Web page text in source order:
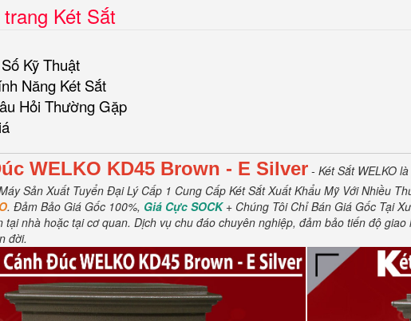
Két Sắt
Kỹ Thuật
Năng Két Sắt
Hỏi Thường Gặp
WELKO KD45 Brown - E Silver - Két Sắt WELKO
Sản Xuất Tuyển Đại Lý Cấp 1 Cung Cấp Két Sắt Xuất Khẩu Mỹ Với Nhiều
. Đảm Bảo Giá Gốc 100%, Giá Cực SOCK+ Chúng Tôi Chỉ Bán Giá Gốc Tại
tại nhà hoặc tại cơ quan. Dịch vụ chu đáo chuyên nghiệp, đảm bảo tiến độ giao
đời.